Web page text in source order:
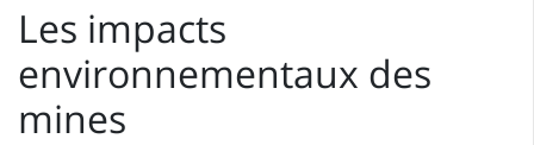
Les impacts
environnementaux des
mines